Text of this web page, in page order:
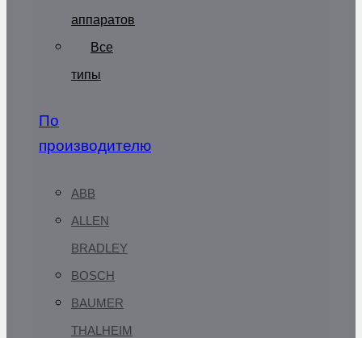
аппаратов
Все
типы
По
производителю
ABB
ALLEN
BRADLEY
BOSCH
BAUMER
THALHEIM